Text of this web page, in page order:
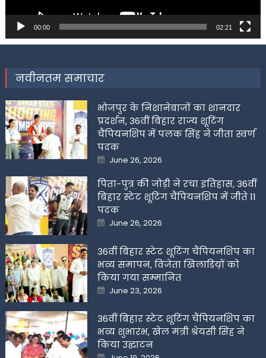
00:00 02:21
नवीनतम समाचार
भोजपुर के निशानेबाजों का शानदार
प्रदर्शन, 36वीं बिहार राज्य शूटिंग
चैंपियनशिप में पलक सिंह ने जीता स्वर्ण
पदक
Posted
on
June 26, 2026
पिता-पुत्र की जोड़ी ने रचा इतिहास, 36वीं
बिहार स्टेट शूटिंग चैंपियनशिप में जीते 11
पदक
Posted
on
June 26, 2026
36वीं बिहार स्टेट शूटिंग चैंपियनशिप का
भव्य समापन, विजेता खिलाडिय़ों को
किया गया सम्मानित
Posted
on
June 23, 2026
36वीं बिहार स्टेट शूटिंग चैंपियनशिप का
भव्य शुभारंभ, खेल मंत्री श्रेयसी सिंह ने
किया उद्घाटन
Posted